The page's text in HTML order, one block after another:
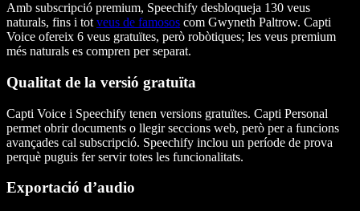
Amb subscripció premium, Speechify desbloqueja 130 veus
naturals, fins i tot veus de famosos com Gwyneth Paltrow. Capti
Voice ofereix 6 veus gratuïtes, però robòtiques; les veus premium
més naturals es compren per separat.
Qualitat de la versió gratuïta
Capti Voice i Speechify tenen versions gratuïtes. Capti Personal
permet obrir documents o llegir seccions web, però per a funcions
avançades cal subscripció. Speechify inclou un període de prova
perquè puguis fer servir totes les funcionalitats.
Exportació d’audio